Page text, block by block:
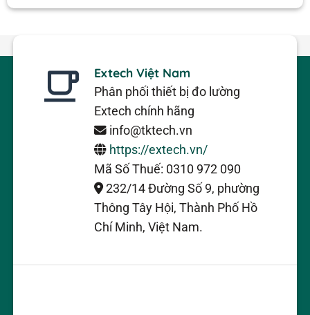
Extech Việt Nam
Phân phối thiết bị đo lường
Extech chính hãng
info@tktech.vn
https://extech.vn/
Mã Số Thuế: 0310 972 090
232/14 Đường Số 9, phường
Thông Tây Hội, Thành Phố Hồ
Chí Minh, Việt Nam.